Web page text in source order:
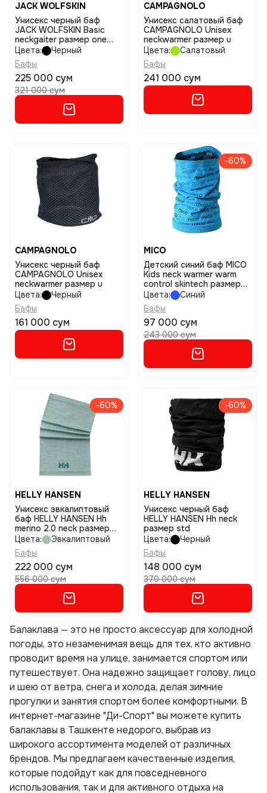
JACK WOLFSKIN
Унисекс черный баф
JACK WOLFSKIN Basic
neckgaiter размер one
size
Цвета:
Черный
Бафы
225 000 сум
321 000 сум
CAMPAGNOLO
Унисекс салатовый баф
CAMPAGNOLO Unisex
neckwarmer размер u
Цвета:
Салатовый
Бафы
241 000 сум
CAMPAGNOLO
Унисекс черный баф
CAMPAGNOLO Unisex
neckwarmer размер u
Цвета:
Черный
Бафы
161 000 сум
-60%
MICO
Детский синий баф MICO
Kids neck warmer warm
control skintech размер
one size
Цвета:
Синий
Бафы
97 000 сум
243 000 сум
-60%
HELLY HANSEN
Унисекс эвкалиптовый
баф HELLY HANSEN Hh
merino 2.0 neck размер
std
Цвета:
Эвкалиптовый
Бафы
222 000 сум
556 000 сум
-60%
HELLY HANSEN
Унисекс черный баф
HELLY HANSEN Hh neck
размер std
Цвета:
Черный
Бафы
148 000 сум
370 000 сум
Балаклава — это не просто аксессуар для холодной
погоды, это незаменимая вещь для тех, кто активно
проводит время на улице, занимается спортом или
путешествует. Она надежно защищает голову, лицо
и шею от ветра, снега и холода, делая зимние
прогулки и занятия спортом более комфортными. В
интернет-магазине "Ди-Спорт" вы можете купить
балаклавы в Ташкенте недорого, выбрав из
широкого ассортимента моделей от различных
брендов. Мы предлагаем качественные изделия,
которые подойдут как для повседневного
использования, так и для активного отдыха на